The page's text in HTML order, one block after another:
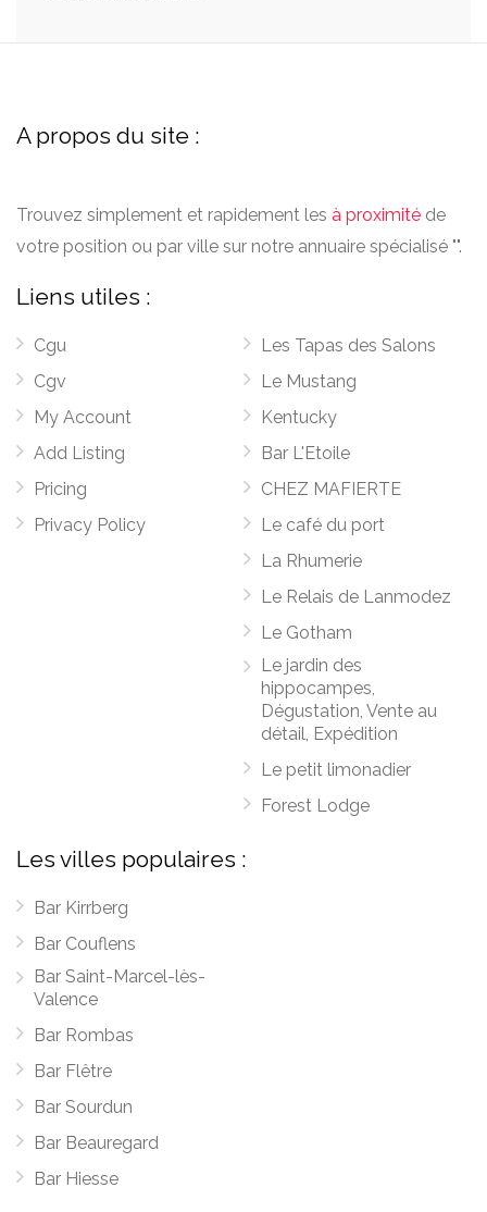
A propos du site :
Trouvez simplement et rapidement les à proximité de
votre position ou par ville sur notre annuaire spécialisé "".
Liens utiles :
Cgu
Cgv
My Account
Add Listing
Pricing
Privacy Policy
Les Tapas des Salons
Le Mustang
Kentucky
Bar L'Etoile
CHEZ MAFIERTE
Le café du port
La Rhumerie
Le Relais de Lanmodez
Le Gotham
Le jardin des
hippocampes,
Dégustation, Vente au
détail, Expédition
Le petit limonadier
Forest Lodge
Les villes populaires :
Bar Kirrberg
Bar Couflens
Bar Saint-Marcel-lès-
Valence
Bar Rombas
Bar Flêtre
Bar Sourdun
Bar Beauregard
Bar Hiesse